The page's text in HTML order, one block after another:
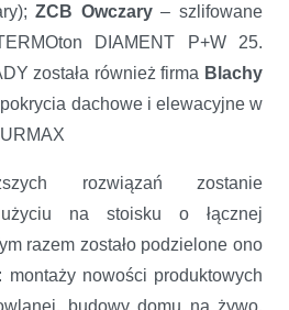
ZCB Owczary– szlifowane
DIAMENT P+W 25.
została również firma Blachy
dachowe i elewacyjne w
rozwiązań zostanie
na stoisku o łącznej
razem zostało podzielone ono
montaży nowości produktowych
budowy domu na żywo,